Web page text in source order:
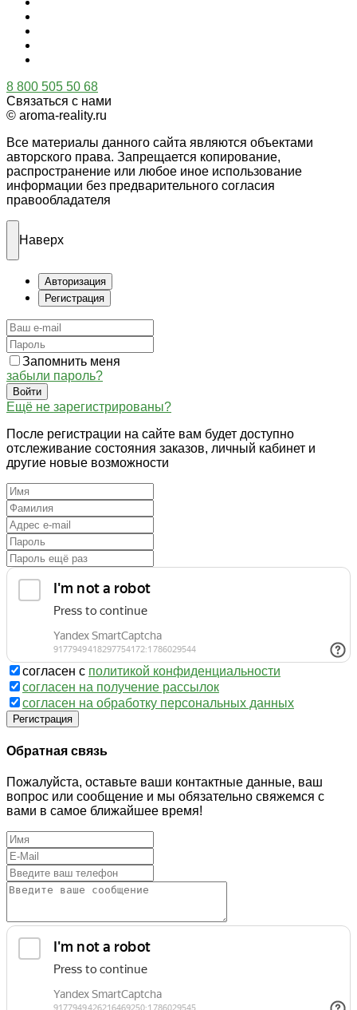
8 800 505 50 68
Связаться с нами
© aroma-reality.ru
Все материалы данного сайта являются объектами
авторского права. Запрещается копирование,
распространение или любое иное использование
информации без предварительного согласия
правообладателя
Наверх
Авторизация
Регистрация
Запомнить меня
забыли пароль?
Войти
Ещё не зарегистрированы?
После регистрации на сайте вам будет доступно
отслеживание состояния заказов, личный кабинет и
другие новые возможности
согласен с политикой конфиденциальности
согласен на получение рассылок
согласен на обработку персональных данных
Регистрация
Обратная связь
Пожалуйста, оставьте ваши контактные данные, ваш
вопрос или сообщение и мы обязательно свяжемся с
вами в самое ближайшее время!